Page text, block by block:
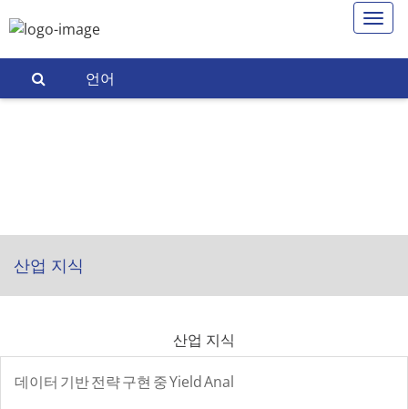
언어
산업 지식
산업 지식
데이터 기반 전략 구현 중 Yield Anal